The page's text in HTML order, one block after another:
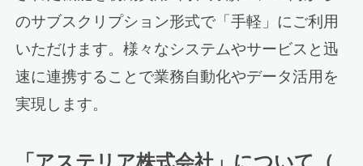
のサブスクリプション形式で「手軽」にご利用
いただけます。様々なシステムやサービスと迅
速に連携することで業務自動化やデータ活用を
実現します。